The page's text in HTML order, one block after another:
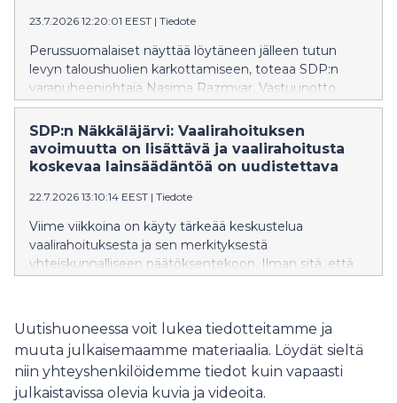
23.7.2026 12:20:01 EEST | Tiedote
Perussuomalaiset näyttää löytäneen jälleen tutun
levyn taloushuolien karkottamiseen, toteaa SDP:n
varapuheenjohtaja Nasima Razmyar. Vastuunotto
heikosta taloustilanteesta jää
valtiovarainministeripuolueella vähäisemmäksi.
SDP:n Näkkäläjärvi: Vaalirahoituksen
avoimuutta on lisättävä ja vaalirahoitusta
koskevaa lainsäädäntöä on uudistettava
22.7.2026 13:10:14 EEST | Tiedote
Viime viikkoina on käyty tärkeää keskustelua
vaalirahoituksesta ja sen merkityksestä
yhteiskunnalliseen päätöksentekoon. Ilman sitä, että
käydä. Valitettavasti vaalirahoitus on julkista vain
ilmoitusvelvollisten ehdokkaiden osalta ja
Valtiontalouden tarkastusviraston mukaan
eduskuntavaaleissa 2023 jopa 56 % tukisuorituksista jäi
hämärän peittoon. Johtopäätös tästä on selkeä.
Uutishuoneessa voit lukea tiedotteitamme ja
muuta julkaisemaamme materiaalia. Löydät sieltä
niin yhteyshenkilöidemme tiedot kuin vapaasti
julkaistavissa olevia kuvia ja videoita.